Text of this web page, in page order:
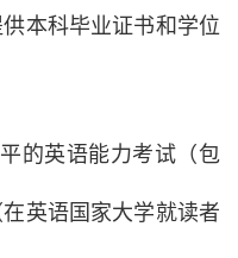
本科毕业证书和学位
的英语能力考试（包
英语国家大学就读者